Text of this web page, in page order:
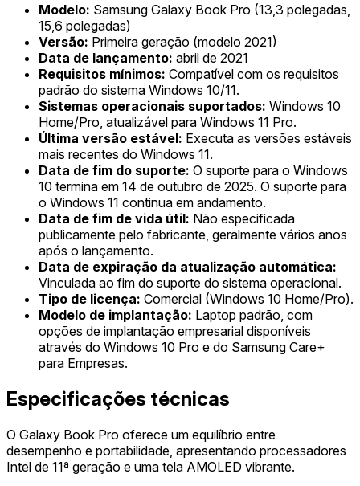
Modelo: Samsung Galaxy Book Pro (13,3 polegadas,
15,6 polegadas)
Versão: Primeira geração (modelo 2021)
Data de lançamento: abril de 2021
Requisitos mínimos: Compatível com os requisitos
padrão do sistema Windows 10/11.
Sistemas operacionais suportados: Windows 10
Home/Pro, atualizável para Windows 11 Pro.
Última versão estável: Executa as versões estáveis
mais recentes do Windows 11.
Data de fim do suporte: O suporte para o Windows
10 termina em 14 de outubro de 2025. O suporte para
o Windows 11 continua em andamento.
Data de fim de vida útil: Não especificada
publicamente pelo fabricante, geralmente vários anos
após o lançamento.
Data de expiração da atualização automática:
Vinculada ao fim do suporte do sistema operacional.
Tipo de licença: Comercial (Windows 10 Home/Pro).
Modelo de implantação: Laptop padrão, com
opções de implantação empresarial disponíveis
através do Windows 10 Pro e do Samsung Care+
para Empresas.
Especificações técnicas
O Galaxy Book Pro oferece um equilíbrio entre
desempenho e portabilidade, apresentando processadores
Intel de 11ª geração e uma tela AMOLED vibrante.